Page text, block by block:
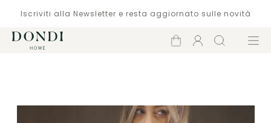
Iscriviti alla Newsletter e resta aggiornato sulle novità
Carrello
Account
Cerca Menù